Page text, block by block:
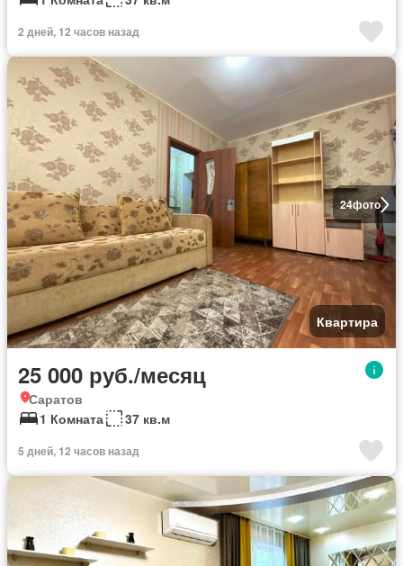
2 дней, 12 часов назад
24фото
Квартира
25 000 руб./месяц
Саратов
1 Комната
37 кв.м
5 дней, 12 часов назад